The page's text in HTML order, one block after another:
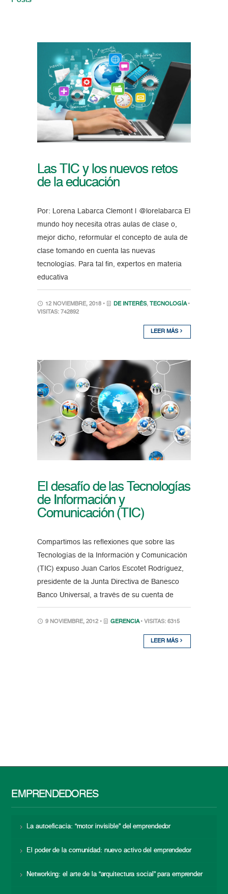
Las TIC y los nuevos retos
de la educación
Por: Lorena Labarca Clemont | @lorelabarca El
mundo hoy necesita otras aulas de clase o,
mejor dicho, reformular el concepto de aula de
clase tomando en cuenta las nuevas
tecnologías. Para tal fin, expertos en materia
educativa
12 NOVIEMBRE, 2018 • DE INTERÉS, TECNOLOGÍA •
VISITAS: 742892
LEER MÁS
El desafío de las Tecnologías
de Información y
Comunicación (TIC)
Compartimos las reflexiones que sobre las
Tecnologías de la Información y Comunicación
(TIC) expuso Juan Carlos Escotet Rodríguez,
presidente de la Junta Directiva de Banesco
Banco Universal, a través de su cuenta de
9 NOVIEMBRE, 2012 • GERENCIA • VISITAS: 6315
LEER MÁS
EMPRENDEDORES
La autoeficacia: “motor invisible” del emprendedor
El poder de la comunidad: nuevo activo del emprendedor
Networking: el arte de la “arquitectura social” para emprender